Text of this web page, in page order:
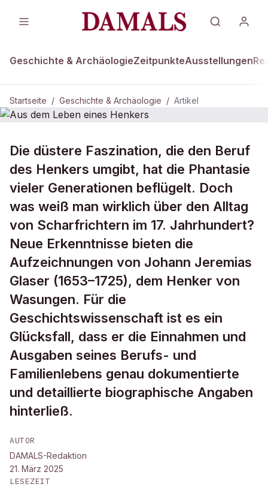
Geschichte & ArchäologieZeitpunkteAusstellungen
Startseite / Geschichte & Archäologie / Artikel
DAMALS Plus GESCHICHTE & ARCHÄOLOGIE
Aus dem Leben eines Henkers
Die düstere Faszination, die den Beruf
des Henkers umgibt, hat die Phantasie
vieler Generationen beflügelt. Doch
was weiß man wirklich über den Alltag
von Scharfrichtern im 17. Jahrhundert?
Neue Erkenntnisse bieten die
Aufzeichnungen von Johann Jeremias
Glaser (1653–1725), dem Henker von
Wasungen. Für die
Geschichtswissenschaft ist es ein
Glücksfall, dass er die Einnahmen und
Ausgaben seines Berufs- und
Familienlebens genau dokumentierte
und detaillierte biographische Angaben
hinterließ.
AUTOR
DAMALS-Redaktion
21. März 2025
LESEZEIT